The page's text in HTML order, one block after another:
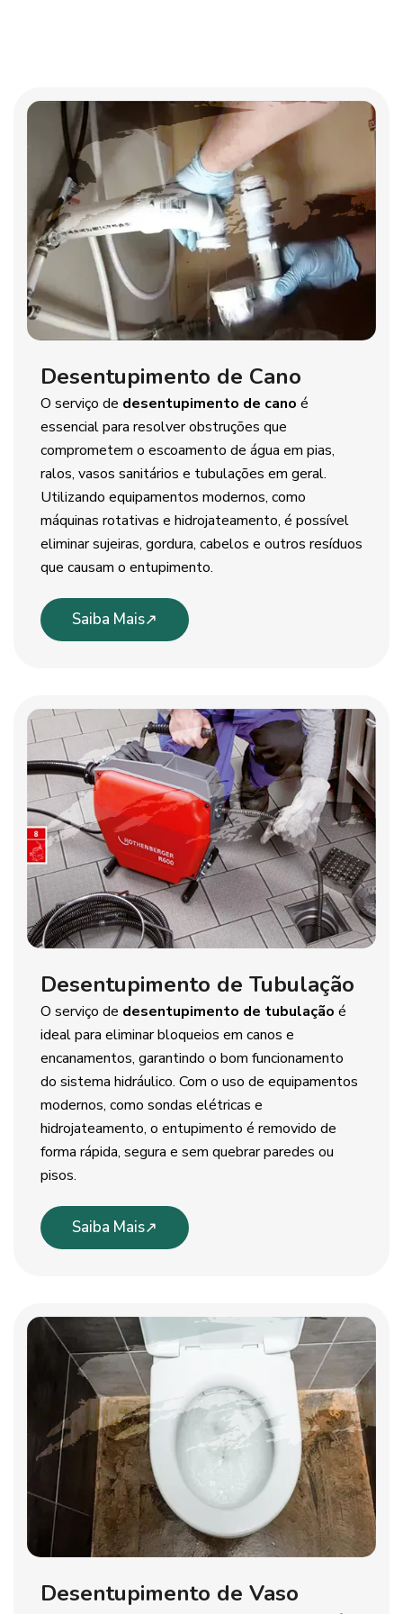
Desentupimento de Cano
O serviço de desentupimento de cano é
essencial para resolver obstruções que
comprometem o escoamento de água em pias,
ralos, vasos sanitários e tubulações em geral.
Utilizando equipamentos modernos, como
máquinas rotativas e hidrojateamento, é possível
eliminar sujeiras, gordura, cabelos e outros resíduos
que causam o entupimento.
Saiba Mais
Desentupimento de Tubulação
O serviço de desentupimento de tubulação é
ideal para eliminar bloqueios em canos e
encanamentos, garantindo o bom funcionamento
do sistema hidráulico. Com o uso de equipamentos
modernos, como sondas elétricas e
hidrojateamento, o entupimento é removido de
forma rápida, segura e sem quebrar paredes ou
pisos.
Saiba Mais
Desentupimento de Vaso